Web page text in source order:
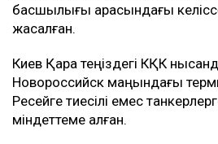
басшылығы арасындағы
жасалған.
Киев Қара теңіздегі КҚК
Новороссийск маңындағы
Ресейге тиесілі емес
міндеттеме алған.